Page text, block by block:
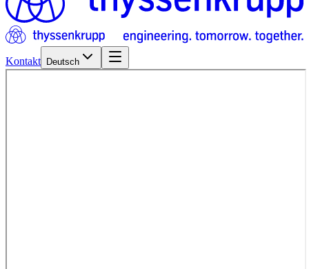
Kontakt Deutsch